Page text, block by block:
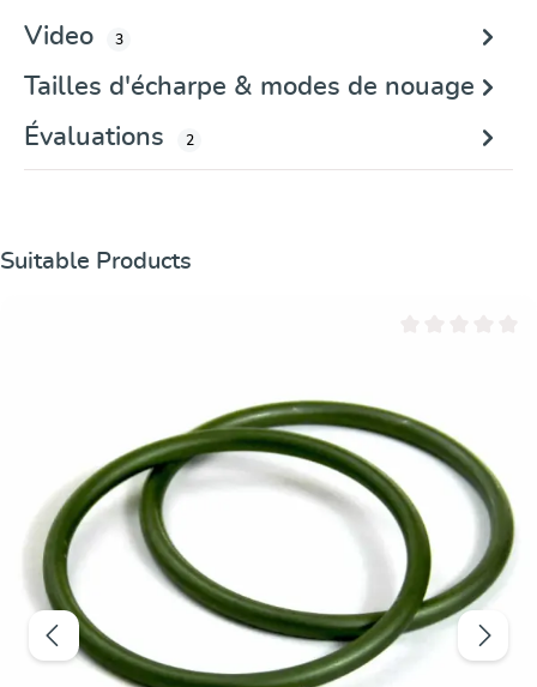
Video
3
Tailles d'écharpe & modes de nouage
Évaluations
2
Ignorer la galerie de produits
Suitable Products